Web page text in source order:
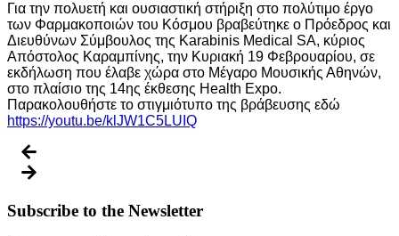
Για την πολυετή και ουσιαστική στήριξη στο πολύτιμο έργο
των Φαρμακοποιών του Κόσμου βραβεύτηκε ο Πρόεδρος και
Διευθύνων Σύμβουλος της Karabinis Medical SA, κύριος
Απόστολος Καραμπίνης, την Κυριακή 19 Φεβρουαρίου, σε
εκδήλωση που έλαβε χώρα στο Μέγαρο Μουσικής Αθηνών,
στο πλαίσιο της 14ης έκθεσης Health Expo.
Παρακολουθήστε το στιγμιότυπο της βράβευσης εδώ
https://youtu.be/klJW1C5LUIQ
Subscribe to the Newsletter